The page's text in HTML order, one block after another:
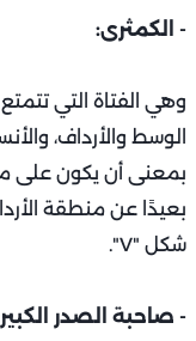
- الكمثرى:
وهي الفتاة التي
بمعنى أن يكون على
بعيدًا عن منطقة
شكل "V".
- صاحبة الصدر